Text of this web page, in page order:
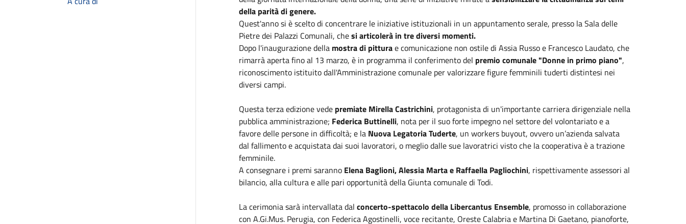
della parità di genere.
Quest'anno si è scelto di concentrare le iniziative istituzionali in un appuntamento serale, presso la Sala delle
Pietre dei Palazzi Comunali, chesi articolerà in tre diversi momenti.
Dopo l'inaugurazione dellamostra di pitturae comunicazione non ostile di Assia Russo e Francesco Laudato, che
rimarrà aperta fino al 13 marzo, è in programma il conferimento del premio comunale "Donne in primo piano",
riconoscimento istituito dall'Amministrazione comunale per valorizzare figure femminili tuderti distintesi nei
diversi campi.
Questa terza edizione vede premiate Mirella Castrichini, protagonista di un'importante carriera dirigenziale nella
pubblica amministrazione; Federica Buttinelli, nota per il suo forte impegno nel settore del volontariato e a
favore delle persone in difficoltà; e la Nuova Legatoria Tuderte, un workers buyout, ovvero un’azienda salvata
dal fallimento e acquistata dai suoi lavoratori, o meglio dalle sue lavoratrici visto che la cooperativa è a trazione
femminile.
A consegnare i premi saranno Elena Baglioni, Alessia Marta e Raffaella Pagliochini, rispettivamente assessori al
bilancio, alla cultura e alle pari opportunità della Giunta comunale di Todi.
La cerimonia sarà intervallata dal concerto-spettacolo della Libercantus Ensemble, promosso in collaborazione
con A.Gi.Mus. Perugia, con Federica Agostinelli, voce recitante, Oreste Calabria e Martina Di Gaetano, pianoforte,